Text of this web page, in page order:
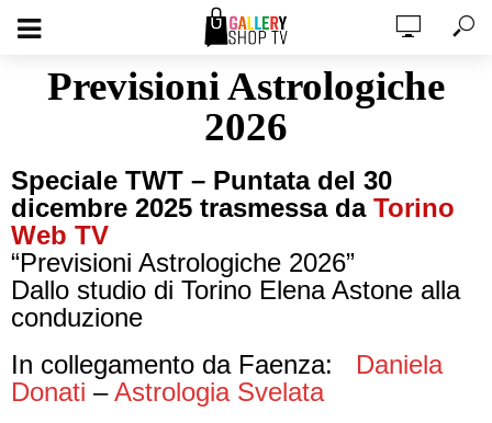
Previsioni Astrologiche
2026
Speciale TWT – Puntata del 30
dicembre 2025 trasmessa da Torino
Web TV
“Previsioni Astrologiche 2026”
Dallo studio di Torino Elena Astone alla
conduzione
In collegamento da Faenza: Daniela
Donati –Astrologia Svelata